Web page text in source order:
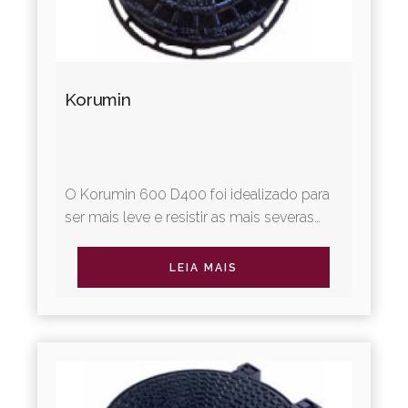
Korumin
O Korumin 600 D400 foi idealizado para
ser mais leve e resistir as mais severas
intenso de veículos...LEIA MAIS